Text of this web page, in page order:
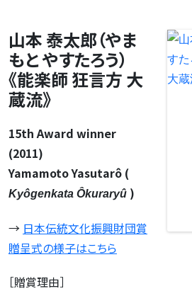
山本 泰太郎（やま
もと やすたろう）
《能楽師 狂言方 大
蔵流》
15th Award winner
(2011)
Yamamoto Yasutarô (
Kyôgenkata Ôkuraryû )
→ 日本伝統文化振興財団賞
贈呈式の様子はこちら
［贈賞理由］